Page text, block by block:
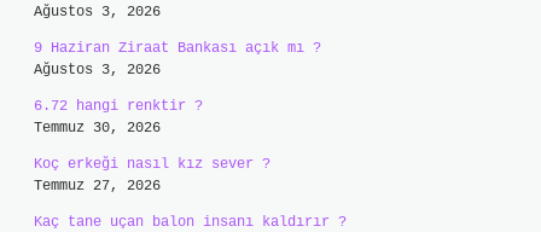
Ağustos 3, 2026
9 Haziran Ziraat Bankası açık mı ?
Ağustos 3, 2026
6.72 hangi renktir ?
Temmuz 30, 2026
Koç erkeği nasıl kız sever ?
Temmuz 27, 2026
Kaç tane uçan balon insanı kaldırır ?